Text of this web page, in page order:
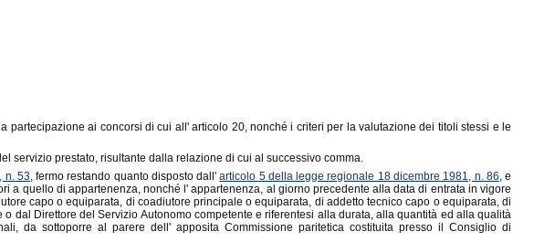
ai concorsi di cui all' articolo 20, nonché i criteri per la valutazione dei titoli stessi e le
servizio prestato, risultante dalla relazione di cui al successivo comma.
n. 53, fermo restando quanto disposto dall'articolo 5 della legge regionale 18 dicembre 1981, n. 86, e
a quello di appartenenza, nonché l' appartenenza, al giorno precedente alla data di entrata in vigore
capo o equiparata, di coadiutore principale o equiparata, di addetto tecnico capo o equiparata, di
dal Direttore del Servizio Autonomo competente e riferentesi alla durata, alla quantità ed alla qualità
da sottoporre al parere dell' apposita Commissione paritetica costituita presso il Consiglio di